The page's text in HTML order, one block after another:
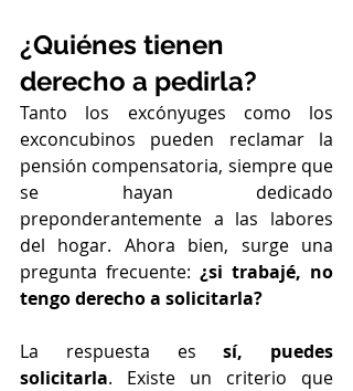
¿Quiénes tienen
derecho a pedirla?
Tanto los excónyuges como los
exconcubinos pueden reclamar la
pensión compensatoria, siempre que
se hayan dedicado
preponderantemente a las labores
del hogar. Ahora bien, surge una
pregunta frecuente: ¿si trabajé, no
tengo derecho a solicitarla?
La respuesta es sí, puedes
solicitarla. Existe un criterio que